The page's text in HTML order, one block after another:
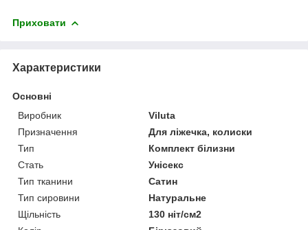
Приховати
Характеристики
Основні
Виробник
Viluta
Призначення
Для ліжечка, колиски
Тип
Комплект білизни
Стать
Унісекс
Тип тканини
Сатин
Тип сировини
Натуральне
Щільність
130 ніт/см2